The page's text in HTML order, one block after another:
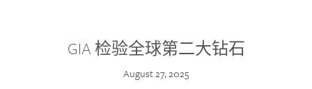
GIA 检验全球第二大钻石
August 27, 2025